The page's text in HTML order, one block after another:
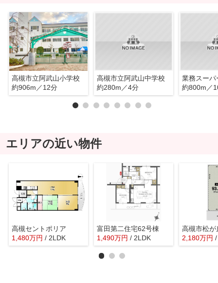
高槻市立阿武山小学校
約906m／12分
高槻市立阿武山中学校
約280m／4分
業務スーパ
約800m／
エリアの近い物件
高槻セントポリア
1,480万円 / 2LDK
富田第二住宅62号棟
1,490万円 / 2LDK 2,180万円